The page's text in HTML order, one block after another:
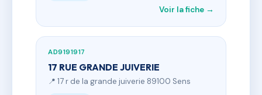
Voir la fiche →
AD9191917
17 RUE GRANDE JUIVERIE
📍 17 r de la grande juiverie 89100 Sens